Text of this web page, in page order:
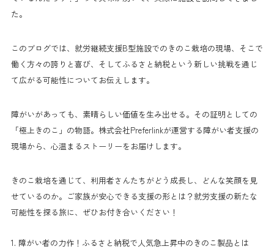
た。
このブログでは、就労継続支援B型施設でのきのこ栽培の現場、そこで
働く方々の誇りと喜び、そしてふるさと納税という新しい挑戦を通じ
て広がる可能性についてお伝えします。
障がいがあっても、素晴らしい価値を生み出せる。その証明としての
「極上きのこ」の物語。株式会社Preferlinkが運営する障がい者支援の
現場から、心温まるストーリーをお届けします。
きのこ栽培を通じて、利用者さんたちがどう成長し、どんな笑顔を見
せているのか。ご家族が安心できる支援の形とは？就労支援の新たな
可能性を探る旅に、ぜひお付き合いください！
1. 障がい者の力作！ふるさと納税で人気急上昇中のきのこ製品とは